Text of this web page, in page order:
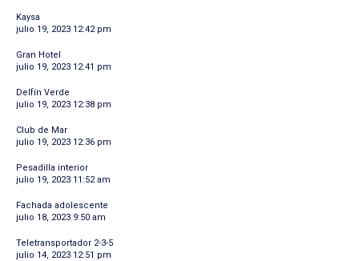
Kaysa
julio 19, 2023 12:42 pm
Gran Hotel
julio 19, 2023 12:41 pm
Delfín Verde
julio 19, 2023 12:38 pm
Club de Mar
julio 19, 2023 12:36 pm
Pesadilla interior
julio 19, 2023 11:52 am
Fachada adolescente
julio 18, 2023 9:50 am
Teletransportador 2-3-5
julio 14, 2023 12:51 pm